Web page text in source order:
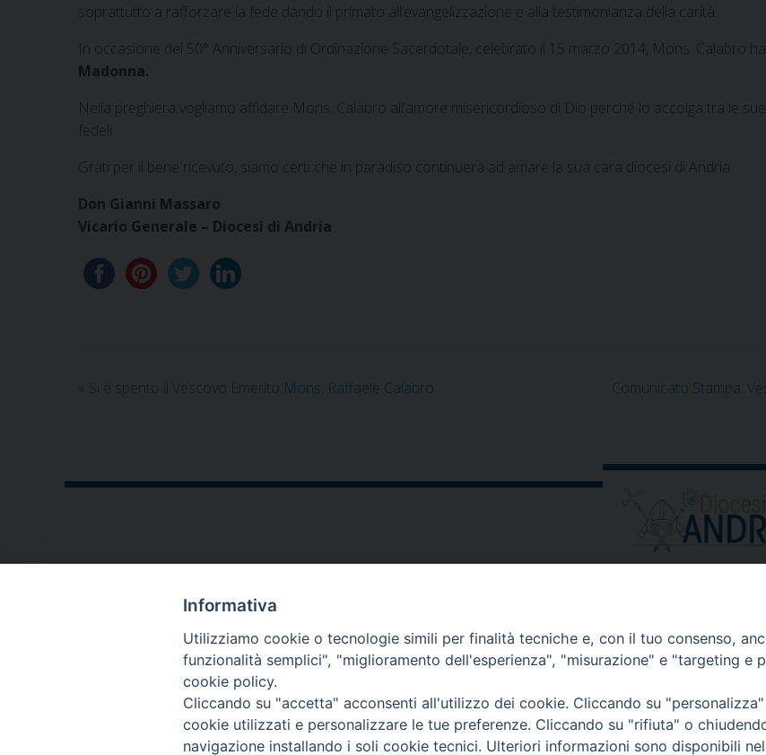
soprattutto a rafforzare la fede dando il primato all’evangelizzazione e alla testimonianza della carità.
In occasione del 50° Anniversario di Ordinazione Sacerdotale, celebrato il 15 marzo 2014, Mons. Calabro
Madonna.
Nella preghiera vogliamo affidare Mons. Calabro all’amore misericordioso di Dio perché lo accolga tra le
fedeli.
Grati per il bene ricevuto, siamo certi che in paradiso continuerà ad amare la sua cara diocesi di Andria.
Don Gianni Massaro
Vicario Generale – Diocesi di Andria
« Si è spento il Vescovo Emerito Mons. Raffaele Calabro Comunicato Stampa:
76123 - Andria (BT)
diocesi@diocesiandria.org
+39 0883.593032
+39 0883.592596
Orari uffici
Calendario diocesano
Informativa
Utilizziamo cookie o tecnologie simili per finalità tecniche e, con il tuo consenso,
funzionalità semplici", "miglioramento dell'esperienza", "misurazione" e "targeting e
cookie policy.
Cliccando su "accetta" acconsenti all'utilizzo dei cookie. Cliccando su
cookie utilizzati e personalizzare le tue preferenze. Cliccando su "rifiuta" o
navigazione installando i soli cookie tecnici. Ulteriori informazioni sono disponibili